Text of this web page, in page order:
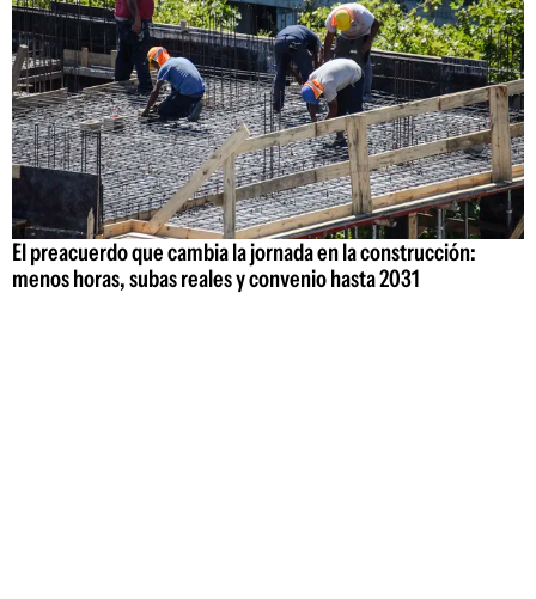
El preacuerdo que cambia la jornada en la construcción:
menos horas, subas reales y convenio hasta 2031